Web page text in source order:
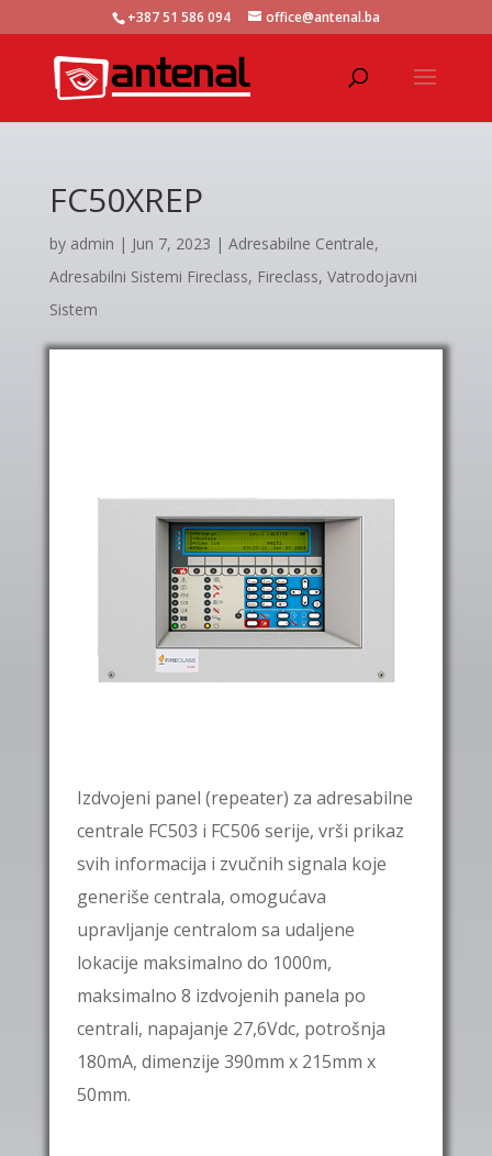
+387 51 586 094 office@antenal.ba
FC50XREP
by admin | Jun 7, 2023 | Adresabilne Centrale,
Adresabilni Sistemi Fireclass, Fireclass, Vatrodojavni
Sistem
Izdvojeni panel (repeater) za adresabilne
centrale FC503 i FC506 serije, vrši prikaz
svih informacija i zvučnih signala koje
generiše centrala, omogućava
upravljanje centralom sa udaljene
lokacije maksimalno do 1000m,
maksimalno 8 izdvojenih panela po
centrali, napajanje 27,6Vdc, potrošnja
180mA, dimenzije 390mm x 215mm x
50mm.